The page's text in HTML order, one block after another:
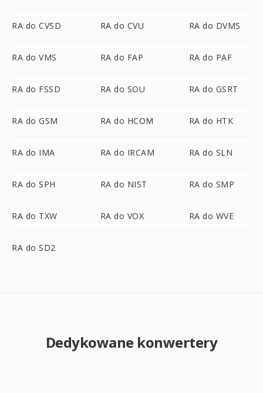
RA do CVSD RA do CVU RA do DVMS
RA do VMS RA do FAP RA do PAF
RA do FSSD RA do SOU RA do GSRT
RA do GSM RA do HCOM RA do HTK
RA do IMA RA do IRCAM RA do SLN
RA do SPH RA do NIST RA do SMP
RA do TXW RA do VOX RA do WVE
RA do SD2
Dedykowane konwertery